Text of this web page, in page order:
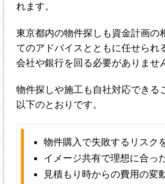
れます。
東京都内の物件探しも資金計画の
てのアドバイスとともに任せられ
会社や銀行を回る必要がありませ
物件探しや施工も自社対応できる
以下のとおりです。
物件購入で失敗するリスク
イメージ共有で理想に合っ
見積もり時からの費用の変